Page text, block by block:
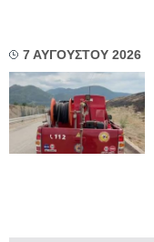
7 ΑΥΓΟΥΣΤΟΥ 2026